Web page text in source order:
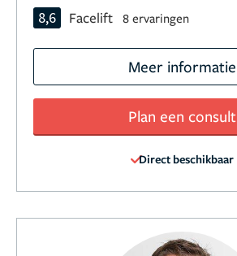
8,6 Facelift 8 ervaringen
Meer informatie
Plan een consult
Direct beschikbaar